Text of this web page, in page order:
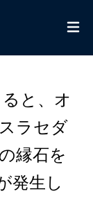
と、オ
ラセダ
縁石を
発生し